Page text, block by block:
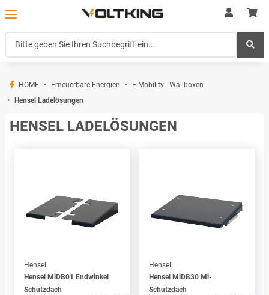
HOME Erneuerbare Energien
E-Mobility - Wallboxen
Hensel Ladelösungen
HENSEL LADELÖSUNGEN
Hensel
Hensel MiDB01 Endwinkel
Schutzdach
Hensel
Hensel MiDB30 Mi-
Schutzdach